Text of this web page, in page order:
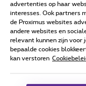
Alle rechten
Algemene
advertenties op haar
interesses. Ook partners
de Proximus websites
andere websites en
relevant kunnen zijn voor
bepaalde cookies
kan verstoren